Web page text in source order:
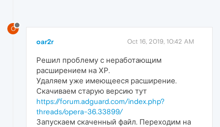
O
oar2r Oct 16, 2019, 10:42 AM
Решил проблему с неработающим
расширением на ХР.
Удаляем уже имеющееся расширение.
Скачиваем старую версию тут
https://forum.adguard.com/index.php?
threads/opera-36.33899/
Запускаем скаченный файл. Переходим на